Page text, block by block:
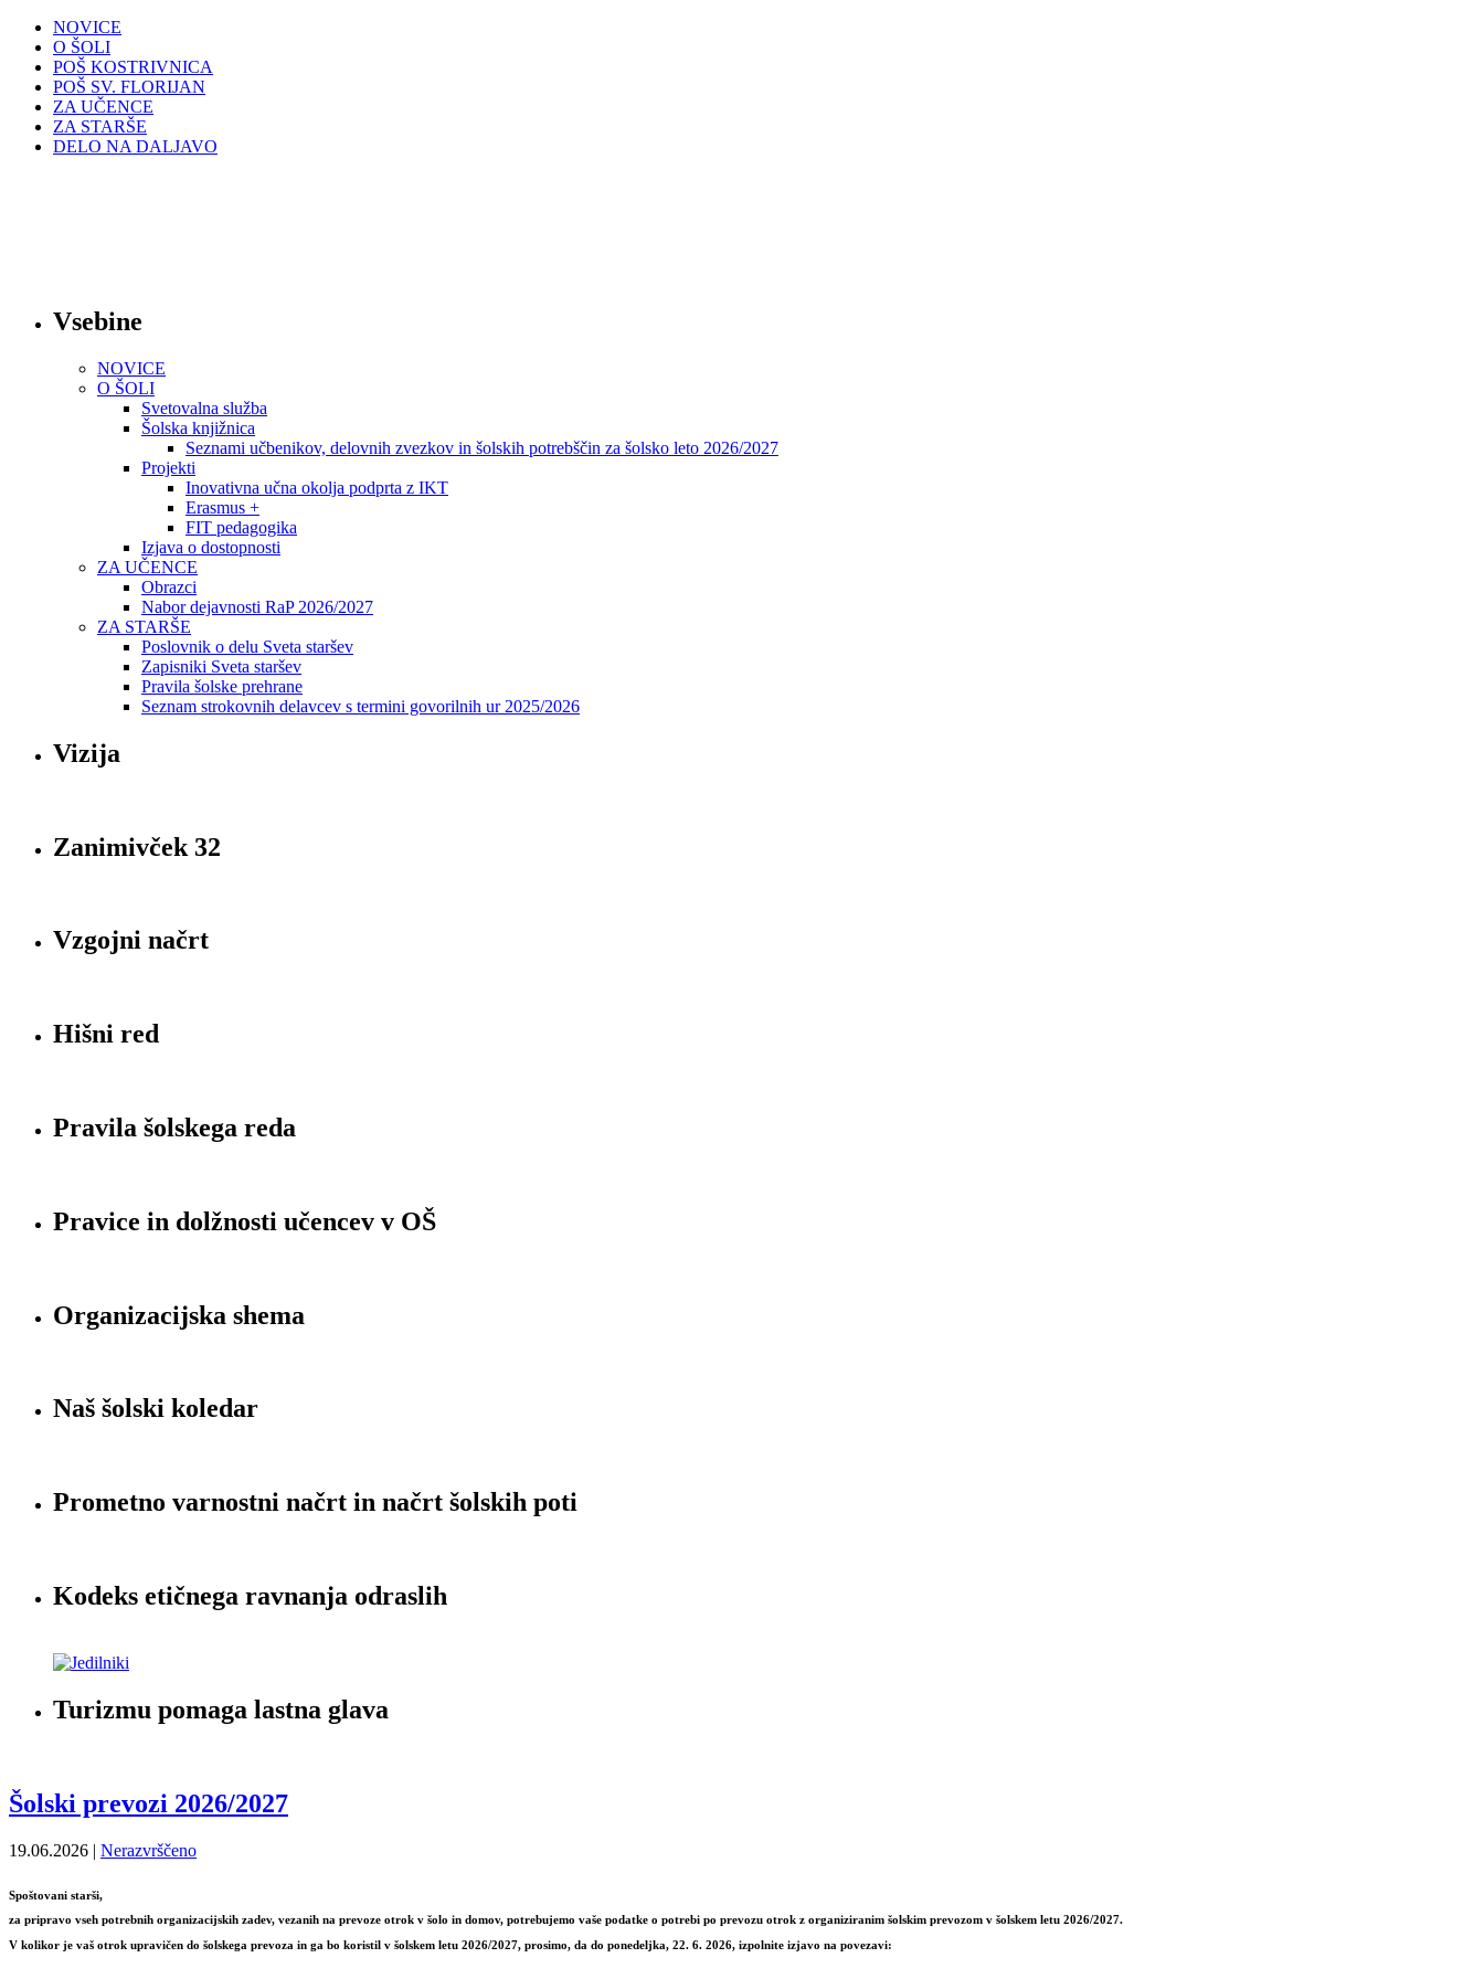
NOVICE
O ŠOLI
POŠ KOSTRIVNICA
POŠ SV. FLORIJAN
ZA UČENCE
ZA STARŠE
DELO NA DALJAVO
Vsebine
NOVICE
O ŠOLI
Svetovalna služba
Šolska knjižnica
Seznami učbenikov, delovnih zvezkov in šolskih potrebščin za šolsko leto 2026/2027
Projekti
Inovativna učna okolja podprta z IKT
Erasmus +
FIT pedagogika
Izjava o dostopnosti
ZA UČENCE
Obrazci
Nabor dejavnosti RaP 2026/2027
ZA STARŠE
Poslovnik o delu Sveta staršev
Zapisniki Sveta staršev
Pravila šolske prehrane
Seznam strokovnih delavcev s termini govorilnih ur 2025/2026
Vizija
Zanimivček 32
Vzgojni načrt
Hišni red
Pravila šolskega reda
Pravice in dolžnosti učencev v OŠ
Organizacijska shema
Naš šolski koledar
Prometno varnostni načrt in načrt šolskih poti
Kodeks etičnega ravnanja odraslih
Turizmu pomaga lastna glava
Šolski prevozi 2026/2027
19.06.2026 | Nerazvrščeno
Spoštovani starši,
za pripravo vseh potrebnih organizacijskih zadev, vezanih na prevoze otrok v šolo in domov, potrebujemo vaše podatke o potrebi po prevozu otrok z organiziranim šolskim prevozom v šolskem letu 2026/2027.
V kolikor je vaš otrok upravičen do šolskega prevoza in ga bo koristil v šolskem letu 2026/2027, prosimo, da do ponedeljka, 22. 6. 2026, izpolnite izjavo na povezavi: